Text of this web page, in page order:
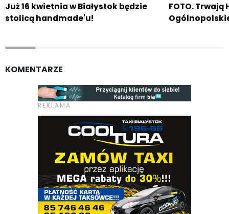
Już 16 kwietnia w Białystok będzie
stolicą handmade'u!
FOTO.
KOMENTARZE